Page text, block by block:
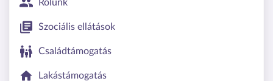
Rólunk
Szociális ellátások
Családtámogatás
Lakástámogatás